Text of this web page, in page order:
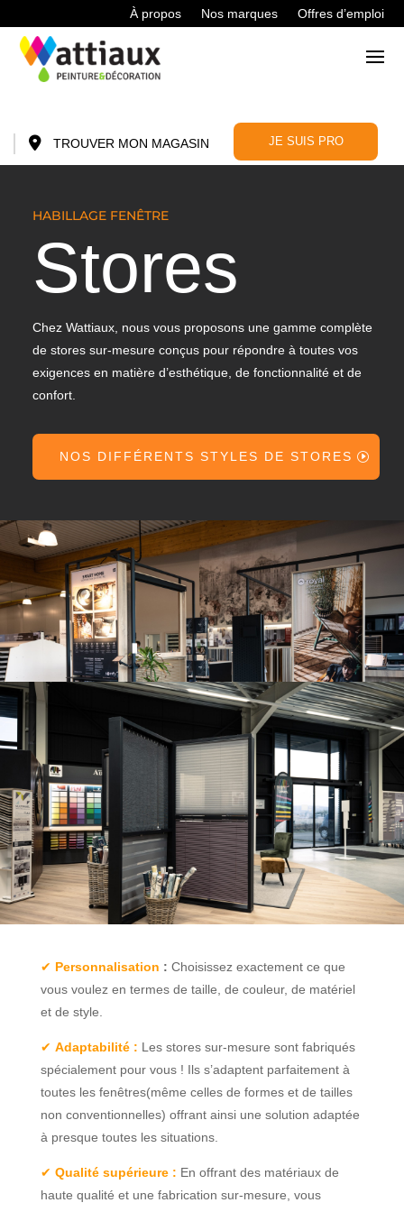
À propos Nos marques Offres d’emploi
TROUVER MON MAGASIN JE SUIS PRO
HABILLAGE FENÊTRE
Stores
Chez Wattiaux, nous vous proposons une gamme complète
de stores sur-mesure conçus pour répondre à toutes vos
exigences en matière d’esthétique, de fonctionnalité et de
confort.
NOS DIFFÉRENTS STYLES DE STORES
✔ Personnalisation : Choisissez exactement ce que
vous voulez en termes de taille, de couleur, de matériel
et de style.
✔ Adaptabilité : Les stores sur-mesure sont fabriqués
spécialement pour vous ! Ils s’adaptent parfaitement à
toutes les fenêtres(même celles de formes et de tailles
non conventionnelles) offrant ainsi une solution adaptée
à presque toutes les situations.
✔ Qualité supérieure : En offrant des matériaux de
haute qualité et une fabrication sur-mesure, vous